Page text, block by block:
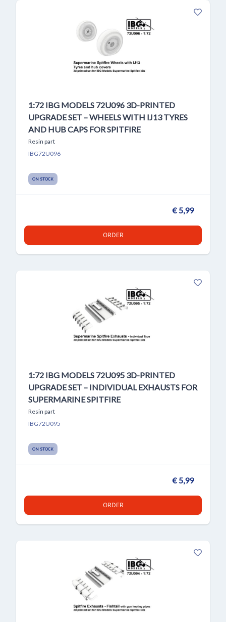
1:72 IBG MODELS 72U096 3D-PRINTED
UPGRADE SET – WHEELS WITH IJ13 TYRES
AND HUB CAPS FOR SPITFIRE
Resin part
IBG72U096
ON STOCK
€ 5,99
ORDER
1:72 IBG MODELS 72U095 3D-PRINTED
UPGRADE SET – INDIVIDUAL EXHAUSTS FOR
SUPERMARINE SPITFIRE
Resin part
IBG72U095
ON STOCK
€ 5,99
ORDER